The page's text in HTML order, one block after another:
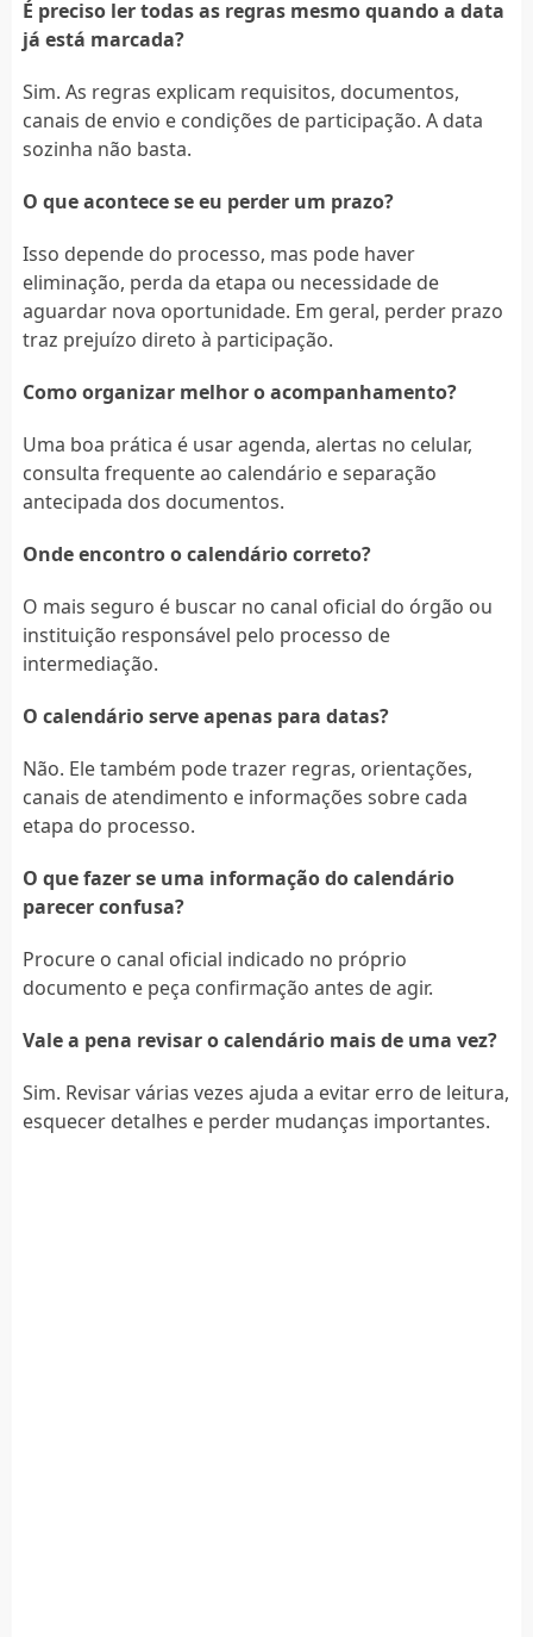
É preciso ler todas as regras mesmo quando a data
já está marcada?
Sim. As regras explicam requisitos, documentos,
canais de envio e condições de participação. A data
sozinha não basta.
O que acontece se eu perder um prazo?
Isso depende do processo, mas pode haver
eliminação, perda da etapa ou necessidade de
aguardar nova oportunidade. Em geral, perder prazo
traz prejuízo direto à participação.
Como organizar melhor o acompanhamento?
Uma boa prática é usar agenda, alertas no celular,
consulta frequente ao calendário e separação
antecipada dos documentos.
Onde encontro o calendário correto?
O mais seguro é buscar no canal oficial do órgão ou
instituição responsável pelo processo de
intermediação.
O calendário serve apenas para datas?
Não. Ele também pode trazer regras, orientações,
canais de atendimento e informações sobre cada
etapa do processo.
O que fazer se uma informação do calendário
parecer confusa?
Procure o canal oficial indicado no próprio
documento e peça confirmação antes de agir.
Vale a pena revisar o calendário mais de uma vez?
Sim. Revisar várias vezes ajuda a evitar erro de leitura,
esquecer detalhes e perder mudanças importantes.